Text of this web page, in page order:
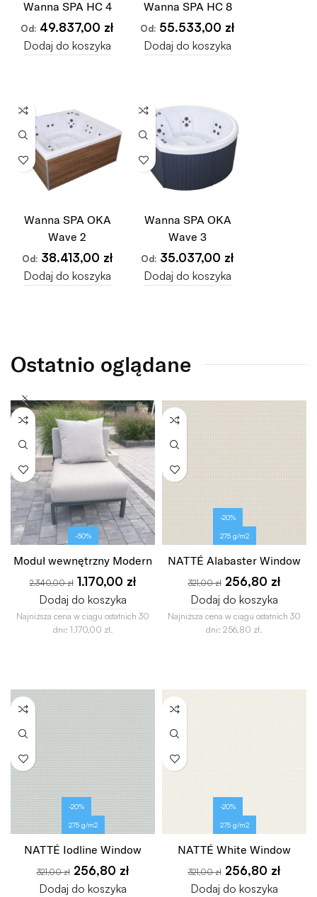
Wanna SPA HC 4
Od: 49.837,00 zł
Dodaj do koszyka
Wanna SPA HC 8
Od: 55.533,00 zł
Dodaj do koszyka
Wanna SPA OKA
Wave 2
Od: 38.413,00 zł
Dodaj do koszyka
Wanna SPA OKA
Wave 3
Od: 35.037,00 zł
Dodaj do koszyka
Ostatnio oglądane
-50%
Moduł wewnętrzny Modern
2.340,00zł 1.170,00 zł
Dodaj do koszyka
Najniższa cena w ciągu ostatnich 30
dni: 1.170,00 zł.
-20%
275 g/m2
NATTÉ Alabaster Window
321,00zł 256,80 zł
Dodaj do koszyka
Najniższa cena w ciągu ostatnich 30
dni: 256,80 zł.
-20%
275 g/m2
NATTÉ Iodline Window
321,00zł 256,80 zł
Dodaj do koszyka
-20%
275 g/m2
NATTÉ White Window
321,00zł 256,80 zł
Dodaj do koszyka